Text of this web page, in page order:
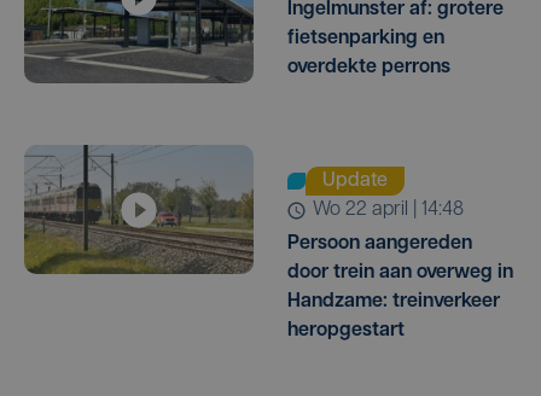
Ingelmunster af: grotere
fietsenparking en
overdekte perrons
Update
wo 22 april | 14:48
Persoon aangereden
door trein aan overweg in
Handzame: treinverkeer
heropgestart